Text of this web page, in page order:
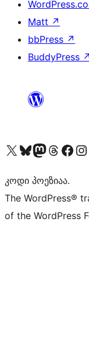
Matt ↗
bbPress ↗
BuddyPress ↗
Visit our X (formerly Twitter) account
Visit our Bluesky account
Visit our Mastodon account
Visit our Threads
Visit our Visit
კოდი პოეზიაა.
The WordPress®
of the WordPress